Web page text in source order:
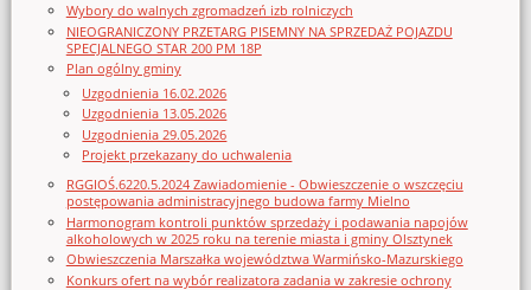
Wybory do walnych zgromadzeń izb rolniczych
NIEOGRANICZONY PRZETARG PISEMNY NA SPRZEDAŻ POJAZDU
SPECJALNEGO STAR 200 PM 18P
Plan ogólny gminy
Uzgodnienia 16.02.2026
Uzgodnienia 13.05.2026
Uzgodnienia 29.05.2026
Projekt przekazany do uchwalenia
RGGIOŚ.6220.5.2024 Zawiadomienie - Obwieszczenie o wszczęciu
postępowania administracyjnego budowa farmy Mielno
Harmonogram kontroli punktów sprzedaży i podawania napojów
alkoholowych w 2025 roku na terenie miasta i gminy Olsztynek
Obwieszczenia Marszałka województwa Warmińsko-Mazurskiego
Konkurs ofert na wybór realizatora zadania w zakresie ochrony